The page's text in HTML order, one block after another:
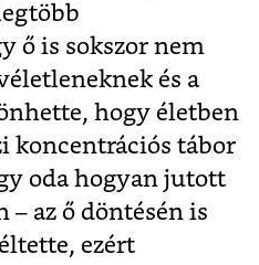
ő is sokszor nem
és a
hogy életben
koncentrációs tábor
oda hogyan jutott
– az ő döntésén is
ezért